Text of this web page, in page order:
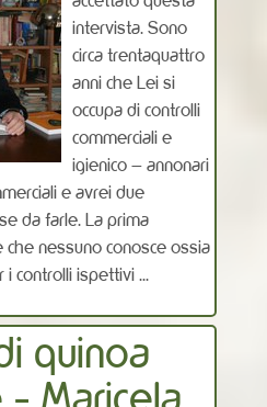
intervista. Sono
circa trentaquattro
anni che Lei si
occupa di controlli
commerciali e
igienico – annonari
e avrei due
da farle. La prima
nessuno conosce ossia
i controlli ispettivi ...
quinoa
Maricela